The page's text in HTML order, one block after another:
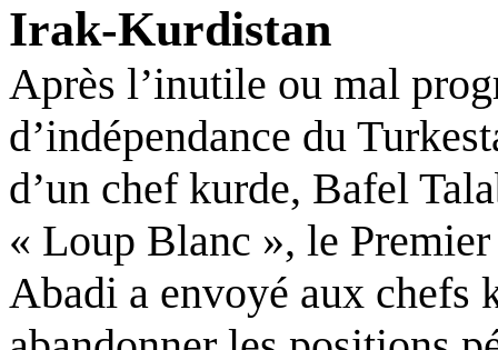
Irak-Kurdistan
Après l’inutile ou mal
d’indépendance du
d’un chef kurde, Bafel
« Loup Blanc », le
Abadi a envoyé aux chefs